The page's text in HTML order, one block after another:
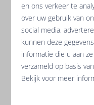
+33 (0) 820 09 10 10
en ons verkeer te
over uw gebruik van
social media,
kunnen deze
informatie die u aan
verzameld op basis
Bekijk voor meer